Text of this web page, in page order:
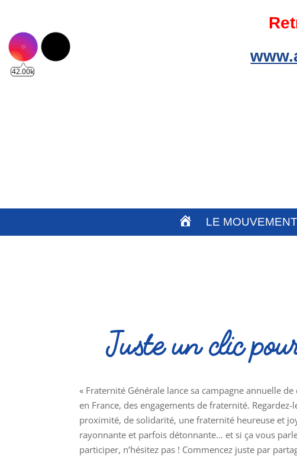
C
LE MOUVEMENT
Juste un clic
« Fraternité Générale lance sa campagne annuelle
en France, des engagements de fraternité.
proximité, de solidarité, une fraternité heureuse et
rayonnante et parfois détonnante… et si ça vous
participer, n’hésitez pas ! Commencez juste par
42.00k